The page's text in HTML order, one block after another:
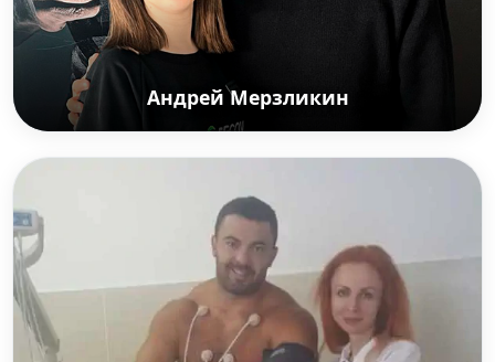
Андрей Мерзликин
Андрей Мерзликин
Российский актёр театра и кино, кинорежиссёр,
телеведущий; Заслуженный артист Российской
Федерации